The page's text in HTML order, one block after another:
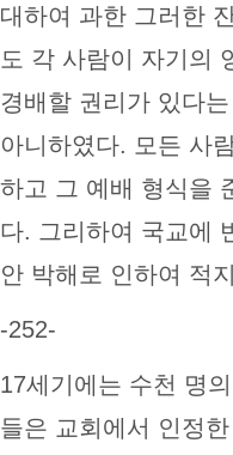
대하여 과한 그러한
도 각 사람이 자기의
경배할 권리가 있다
아니하였다. 모든 사
하고 그 예배 형식을
다. 그리하여 국교에
안 박해로 인하여 적
-252-
17세기에는 수천 명
들은 교회에서 인정